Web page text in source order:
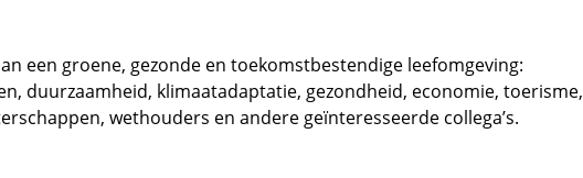
een groene, gezonde en toekomstbestendige leefomgeving:
duurzaamheid, klimaatadaptatie, gezondheid, economie, toerisme,
wethouders en andere geïnteresseerde collega’s.